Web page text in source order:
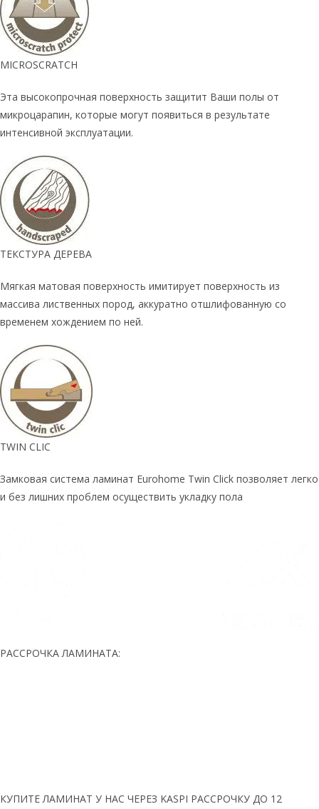
MICROSCRATCH
Эта высокопрочная поверхность защитит Ваши полы от
микроцарапин, которые могут появиться в результате
интенсивной эксплуатации.
ТЕКСТУРА ДЕРЕВА
Мягкая матовая поверхность имитирует поверхность из
массива лиственных пород, аккуратно отшлифованную со
временем хождением по ней.
TWIN CLIC
Замковая система ламинат Eurohome Twin Click позволяет легко
и без лишних проблем осуществить укладку пола
РАССРОЧКА ЛАМИНАТА:
КУПИТЕ ЛАМИНАТ У НАС ЧЕРЕЗ KASPI РАССРОЧКУ ДО 12